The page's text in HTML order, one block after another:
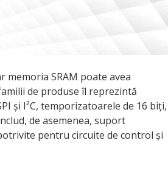
memoria SRAM poate avea
de produse îl reprezintă
și I²C, temporizatoarele de 16 biți,
de asemenea, suport
pentru circuite de control și